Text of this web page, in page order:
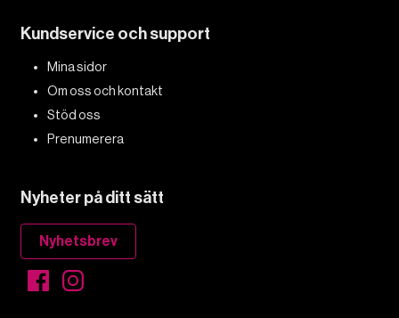
Kundservice och support
Mina sidor
Om oss och kontakt
Stöd oss
Prenumerera
Nyheter på ditt sätt
Nyhetsbrev